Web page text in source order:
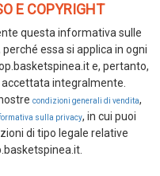
E COPYRIGHT
questa informativa sulle
essa si applica in ogni
e, pertanto,
integralmente.
condizioni generali di vendita,
sulla privacy, in cui puoi
di tipo legale relative